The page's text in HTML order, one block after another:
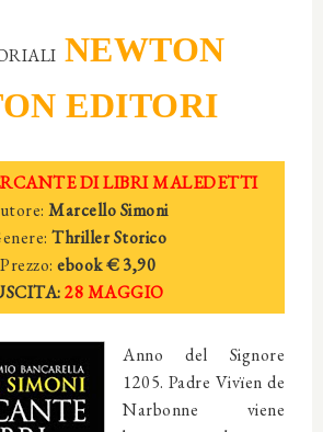
NEWTON
EDITORI
DI LIBRI MALEDETTI
Marcello Simoni
Thriller Storico
Prezzo: ebook€ 3,90
28 MAGGIO
Anno del Signore
1205. Padre Vivïen de
Narbonne viene